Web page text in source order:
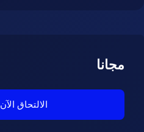
مجانا
الالتحاق الآن